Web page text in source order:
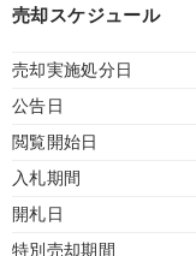
売却スケジュール
売却実施処分日
公告日
閲覧開始日
入札期間
開札日
特別売却期間